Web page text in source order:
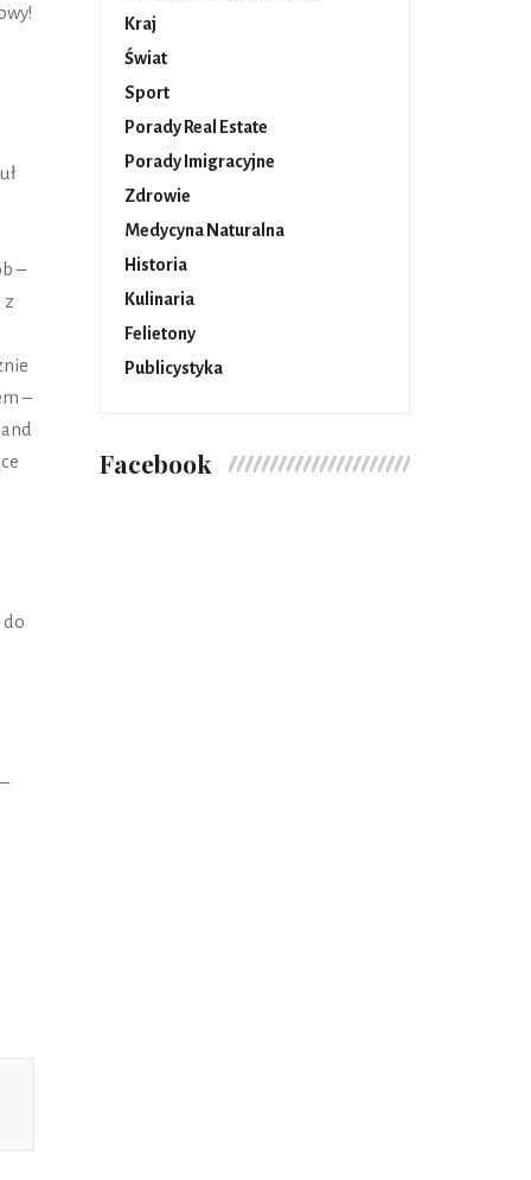
–
z
–
do
Kraj
Świat
Sport
Porady Real Estate
Porady Imigracyjne
Zdrowie
Medycyna Naturalna
Historia
Kulinaria
Felietony
Publicystyka
Facebook